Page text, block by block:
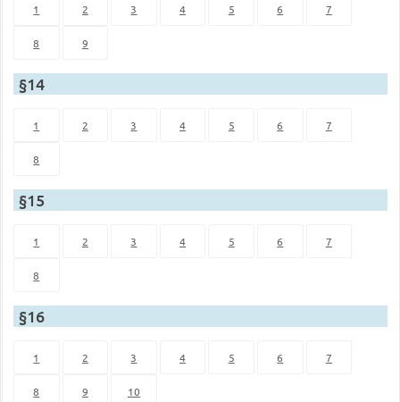
1 2 3 4 5 6 7
8 9
§14
1 2 3 4 5 6 7
8
§15
1 2 3 4 5 6 7
8
§16
1 2 3 4 5 6 7
8 9 10